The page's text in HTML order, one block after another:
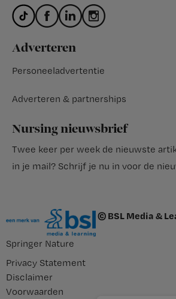
Adverteren
Personeeladvertentie
Adverteren & partnerships
Nursing nieuwsbrief
Twee keer per week de nieuwste
in je mail? Schrijf je nu in voor de
© BSL Media &
Springer Nature
Privacy Statement
Disclaimer
Voorwaarden